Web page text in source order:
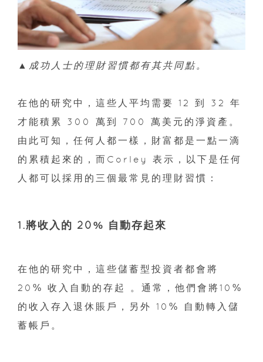
▲成功人士的理財習慣都有其共同點。
在他的研究中，這些人平均需要 12 到 32 年
才能積累 300 萬到 700 萬美元的淨資產。
由此可知，任何人都一樣，財富都是一點一滴
的累積起來的，而Corley 表示，以下是任何
人都可以採用的三個最常見的理財習慣：
1.將收入的 20% 自動存起來
在他的研究中，這些儲蓄型投資者都會將
20% 收入自動的存起 。通常，他們會將10%
的收入存入退休賬戶，另外 10% 自動轉入儲
蓄帳戶。